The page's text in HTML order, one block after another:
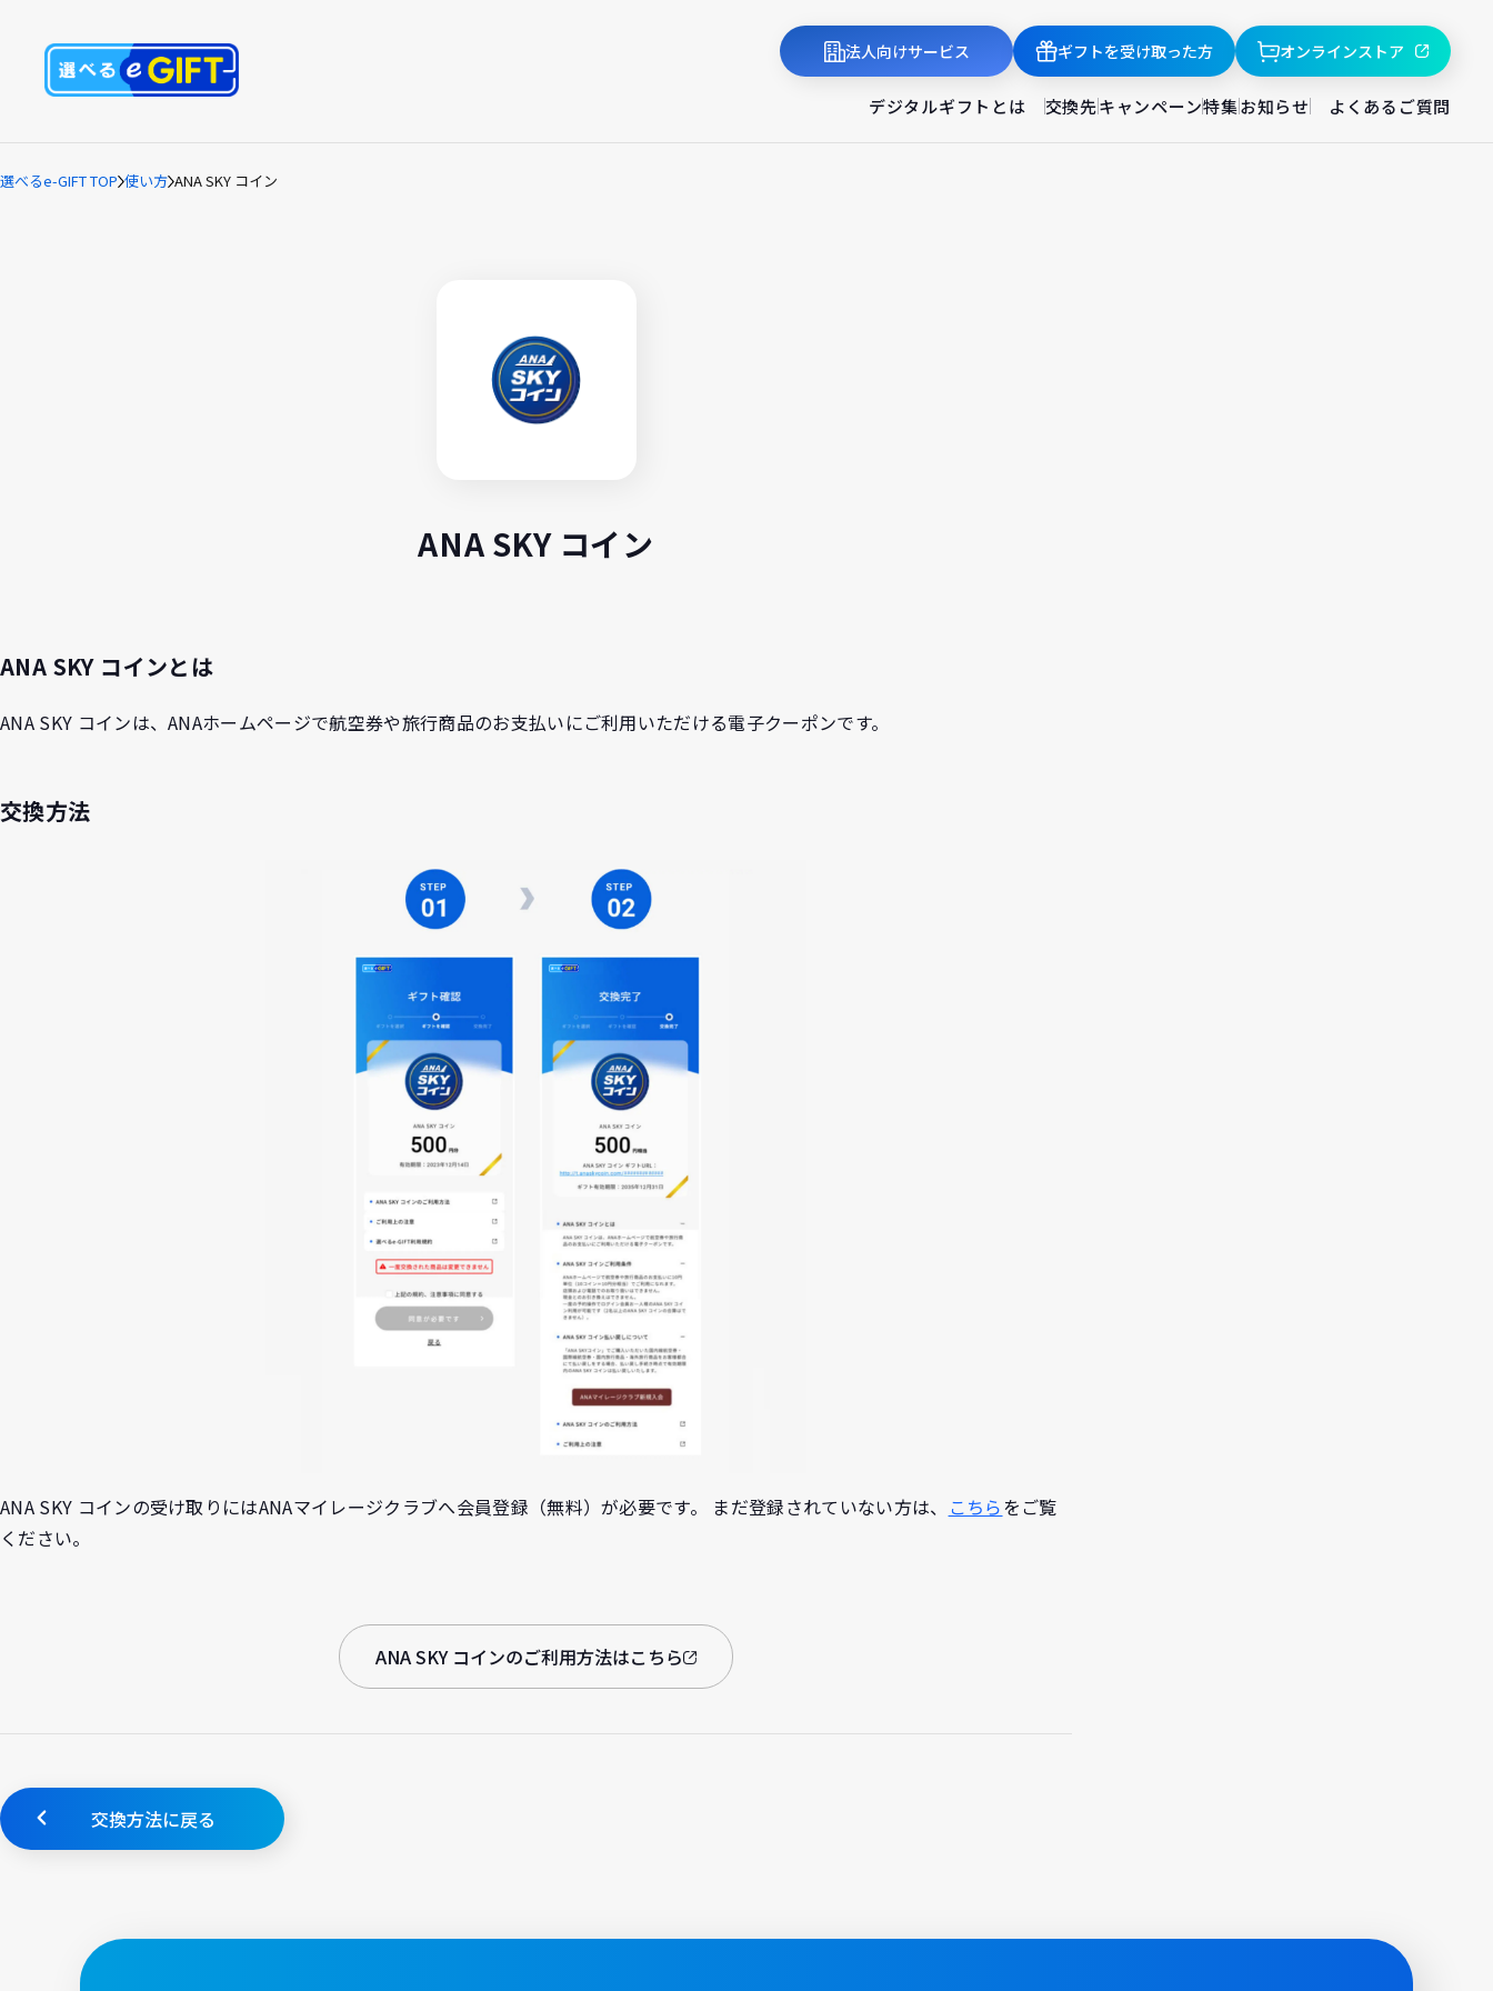
法人向けサービス ギフトを受け取った方 オンラインストア
デジタルギフトとは 交換先キャンペーン特集お知らせ よくあるご質問
選べるe-GIFT TOP 使い方 ANA SKY コイン
ANA SKY コイン
ANA SKY コインとは
ANA SKY コインは、ANAホームページで航空券や旅行商品のお支払いにご利用いただける電子クーポンです。
交換方法
ANA SKY コインの受け取りにはANAマイレージクラブへ会員登録（無料）が必要です。 まだ登録されていない方は、 こちらをご覧
ください。
ANA SKY コインのご利用方法はこちら
交換方法に戻る